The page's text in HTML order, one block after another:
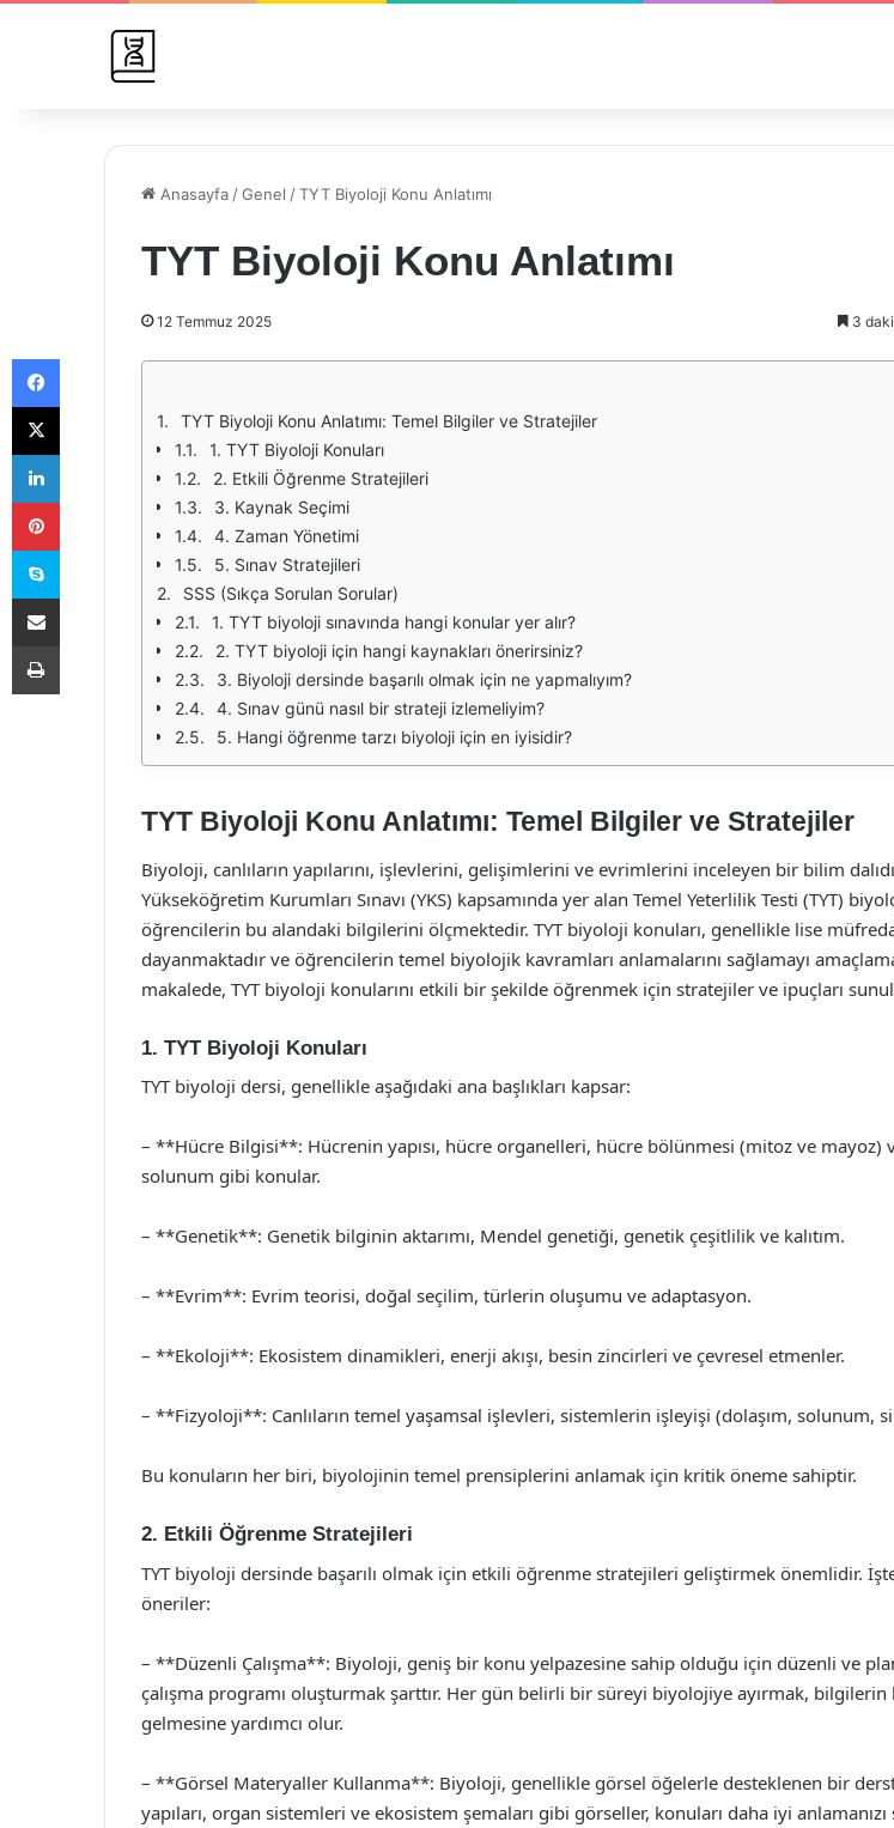
Anasayfa /Genel /TYT Biyoloji Konu Anlatımı
TYT Biyoloji Konu Anlatımı
12 Temmuz 2025 3
TYT Biyoloji Konu Anlatımı: Temel Bilgiler ve Stratejiler
1. TYT Biyoloji Konuları
2. Etkili Öğrenme Stratejileri
3. Kaynak Seçimi
4. Zaman Yönetimi
5. Sınav Stratejileri
SSS (Sıkça Sorulan Sorular)
1. TYT biyoloji sınavında hangi konular yer alır?
2. TYT biyoloji için hangi kaynakları önerirsiniz?
3. Biyoloji dersinde başarılı olmak için ne yapmalıyım?
4. Sınav günü nasıl bir strateji izlemeliyim?
5. Hangi öğrenme tarzı biyoloji için en iyisidir?
TYT Biyoloji Konu Anlatımı: Temel Bilgiler ve Stratejiler
Biyoloji, canlıların yapılarını, işlevlerini, gelişimlerini ve evrimlerini inceleyen bir bilim
Yükseköğretim Kurumları Sınavı (YKS) kapsamında yer alan Temel Yeterlilik Testi (TYT)
öğrencilerin bu alandaki bilgilerini ölçmektedir. TYT biyoloji konuları, genellikle lise
dayanmaktadır ve öğrencilerin temel biyolojik kavramları anlamalarını sağlamayı
makalede, TYT biyoloji konularını etkili bir şekilde öğrenmek için stratejiler ve ipuçları
1. TYT Biyoloji Konuları
TYT biyoloji dersi, genellikle aşağıdaki ana başlıkları kapsar:
– **Hücre Bilgisi**: Hücrenin yapısı, hücre organelleri, hücre bölünmesi (mitoz ve mayoz)
solunum gibi konular.
– **Genetik**: Genetik bilginin aktarımı, Mendel genetiği, genetik çeşitlilik ve kalıtım.
– **Evrim**: Evrim teorisi, doğal seçilim, türlerin oluşumu ve adaptasyon.
– **Ekoloji**: Ekosistem dinamikleri, enerji akışı, besin zincirleri ve çevresel etmenler.
– **Fizyoloji**: Canlıların temel yaşamsal işlevleri, sistemlerin işleyişi (dolaşım, solunum,
Bu konuların her biri, biyolojinin temel prensiplerini anlamak için kritik öneme sahiptir.
2. Etkili Öğrenme Stratejileri
TYT biyoloji dersinde başarılı olmak için etkili öğrenme stratejileri geliştirmek önemlidir.
öneriler:
– **Düzenli Çalışma**: Biyoloji, geniş bir konu yelpazesine sahip olduğu için düzenli ve
çalışma programı oluşturmak şarttır. Her gün belirli bir süreyi biyolojiye ayırmak, bilgilerin
gelmesine yardımcı olur.
– **Görsel Materyaller Kullanma**: Biyoloji, genellikle görsel öğelerle desteklenen bir
yapıları, organ sistemleri ve ekosistem şemaları gibi görseller, konuları daha iyi anlamanızı
Facebook
X
LinkedIn
Pinterest
Skype
E-Posta ile paylaş